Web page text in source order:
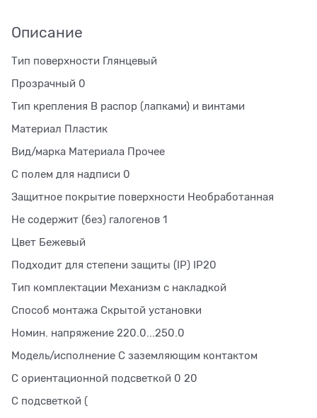
Описание
Тип поверхности Глянцевый
Прозрачный 0
Тип крепления В распор (лапками) и винтами
Материал Пластик
Вид/марка Материала Прочее
С полем для надписи 0
Защитное покрытие поверхности Необработанная
Не содержит (без) галогенов 1
Цвет Бежевый
Подходит для степени защиты (IP) IP20
Тип комплектации Механизм с накладкой
Способ монтажа Скрытой установки
Номин. напряжение 220.0...250.0
Модель/исполнение С заземляющим контактом
С ориентационной подсветкой 0 20
С подсветкой (